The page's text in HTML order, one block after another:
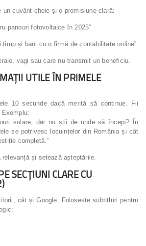
un cuvânt-cheie și o promisiune clară:
panouri fotovoltaice în 2025”
timp și bani cu o firmă de contabilitate online”
vagi sau care nu transmit un beneficiu.
UTILE ÎN PRIMELE
10 secunde dacă merită să continue. Fii
solare, dar nu știi de unde să începi? În
se potrivesc locuințelor din România și cât
completă.”
și setează așteptările.
SECȚIUNI CLARE CU
cât și Google. Folosește subtitluri pentru